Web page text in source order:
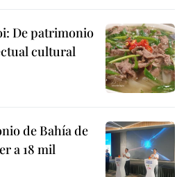
De patrimonio
cultural
de Bahía de
a 18 mil